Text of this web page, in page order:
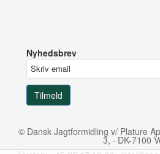
Nyhedsbrev
© Dansk Jagtformidling v/ Plature
3, · DK-7100